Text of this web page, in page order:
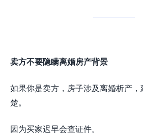
卖方不要隐瞒离婚房产背景
如果你是卖方，房子涉及离婚析产
楚。
因为买家迟早会查证件。